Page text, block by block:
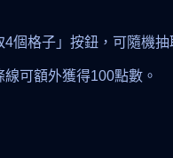
4個格子」按鈕，可隨機
可額外獲得100點數。